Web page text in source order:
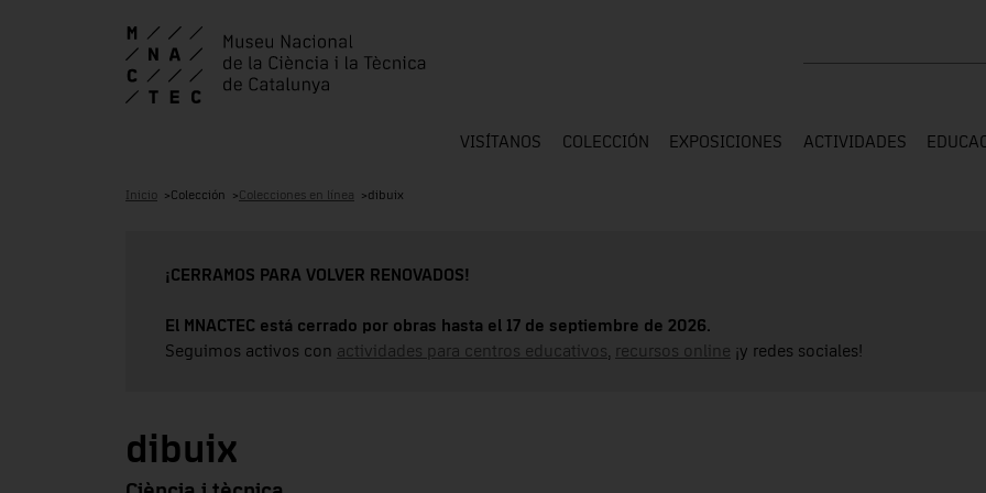
VISÍTANOS COLECCIÓN EXPOSICIONES ACTIVIDADES
Inicio Colección Colecciones en línea dibuix
¡CERRAMOS PARA VOLVER RENOVADOS!
El MNACTEC está cerrado por obras hasta el 17 de septiembre de 2026.
Seguimos activos con actividades para centros educativos recursos online ¡y redes sociales!
dibuix